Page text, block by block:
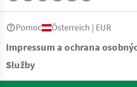
Impressum a ochrana
Služby
Pomoc Österreich | EUR